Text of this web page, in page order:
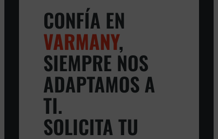
CONFÍA EN
VARMANY,
SIEMPRE NOS
ADAPTAMOS A
TI.
SOLICITA TU